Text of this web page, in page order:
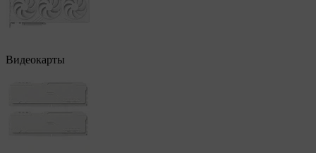
Видеокарты